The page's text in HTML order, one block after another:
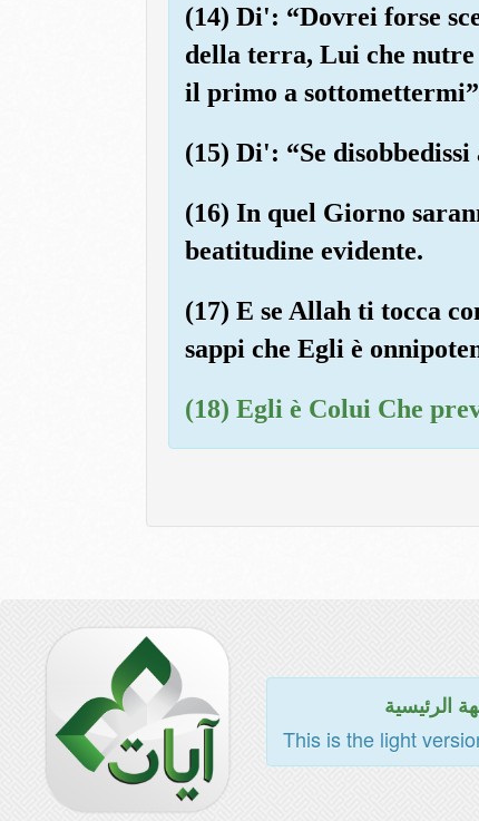
(14) Di': “Dovrei forse
della terra, Lui che nutre
il primo a
(15) Di': “Se
(16) In quel Giorno
beatitudine evidente.
(17) E se Allah ti tocca
sappi che Egli è
(18) Egli è Colui Che
الرئيسية
This is the light